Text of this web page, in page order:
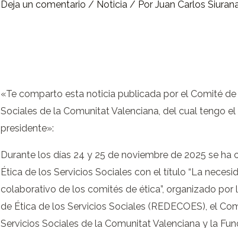
Deja un comentario / Noticia/ Por Juan Carlos
«Te comparto esta noticia publicada por el Comité
Sociales de la Comunitat Valenciana, del cual tengo
presidente»:
Durante los días 24 y 25 de noviembre de 2025 se ha
Ética de los Servicios Sociales con el título “La
colaborativo de los comités de ética”, organizado por
de Ética de los Servicios Sociales (REDECOES), el
Servicios Sociales de la Comunitat Valenciana y la